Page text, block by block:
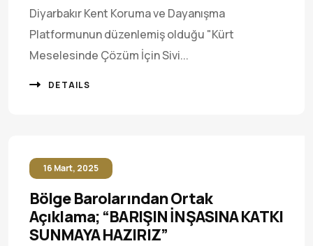
Diyarbakır Kent Koruma ve Dayanışma
Platformunun düzenlemiş olduğu "Kürt
Meselesinde Çözüm İçin Sivi...
DETAILS
16 Mart, 2025
Bölge Barolarından Ortak
Açıklama; “BARIŞIN İNŞASINA KATKI
SUNMAYA HAZIRIZ”